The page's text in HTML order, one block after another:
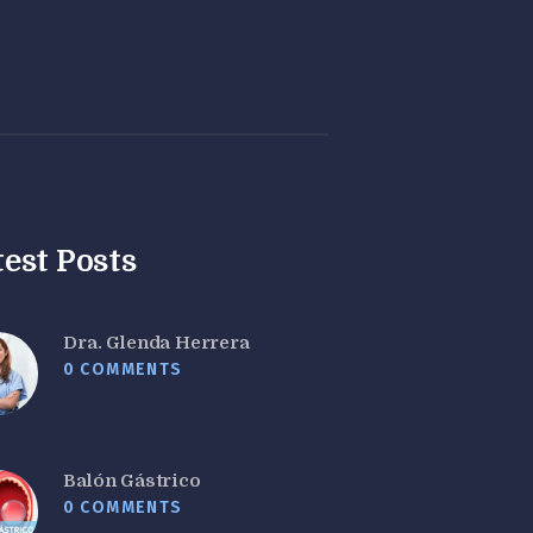
Posts
Dra. Glenda Herrera
0 COMMENTS
Balón Gástrico
0 COMMENTS